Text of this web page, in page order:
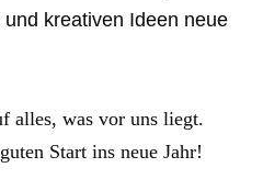
kreativen Ideen neue
alles, was vor uns liegt.
Start ins neue Jahr!